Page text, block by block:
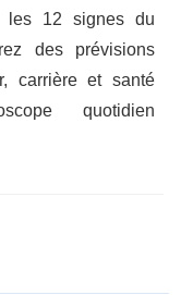
les 12 signes du
des prévisions
carrière et santé
quotidien